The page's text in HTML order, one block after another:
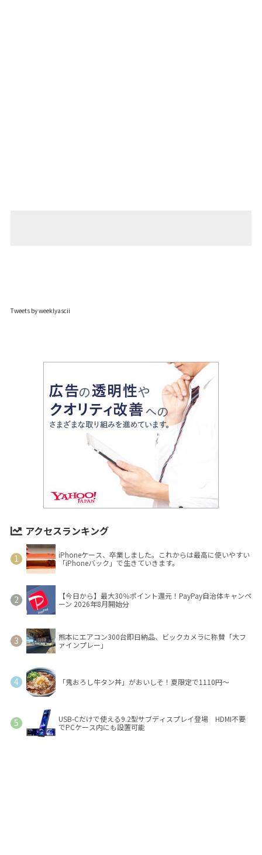
Tweets by weeklyascii
アクセスランキング
iPhoneケース、卒業しました。これからは最高に使いやすい
「iPhoneバック」で生きていきます。
【今日から】最大30％ポイント還元！PayPay自治体キャンペ
ーン 2026年8月開始分
熊本にエアコン300台即日納品、ビックカメラに称賛「大フ
ァインプレー」
「鬼おろし牛タン丼」がおいしそ！夏限定で1110円～
USB-Cだけで使える9.2型サブディスプレイ登場 HDMI不要
でPCケース内にも設置可能